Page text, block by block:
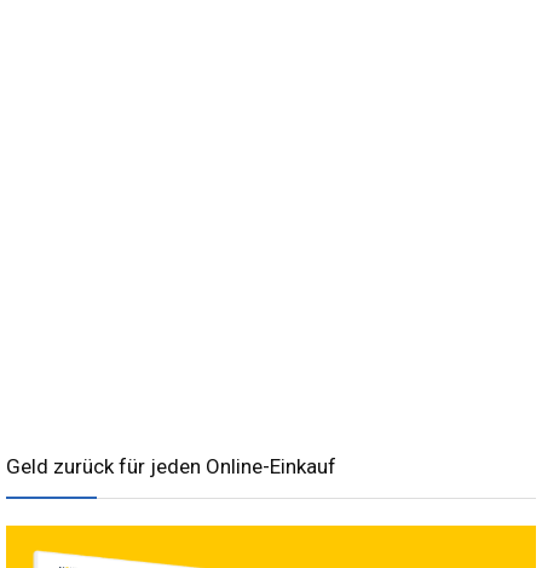
Geld zurück für jeden Online-Einkauf